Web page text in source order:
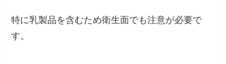
特に乳製品を含むため衛生面でも注意が必要で
す。